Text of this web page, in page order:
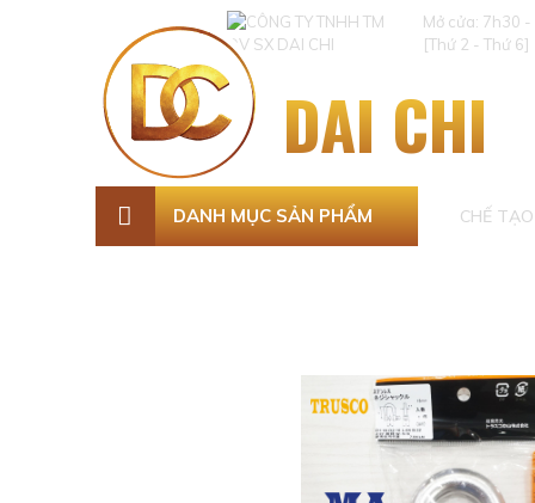
Mở cửa: 7h30
[Thứ 2 - Thứ 6]
DAI CHI
DANH MỤC SẢN PHẨM CHẾ